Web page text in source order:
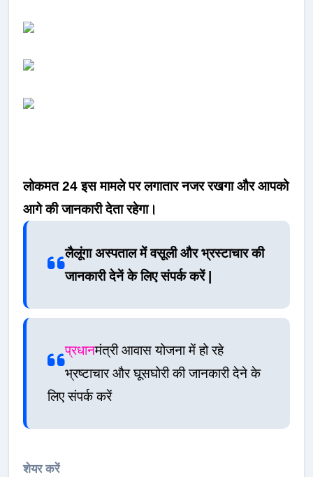
लोकमत 24 इस मामले पर लगातार नजर रखगा और आपको
आगे की जानकारी देता रहेगा।
लैलूंगा अस्पताल में वसूली और भ्रस्टाचार की
जानकारी देनें के लिए संपर्क करें |
प्रधानमंत्री आवास योजना में हो रहे
भ्रष्टाचार और घूसघोरी की जानकारी देने के
लिए संपर्क करें
शेयर करें